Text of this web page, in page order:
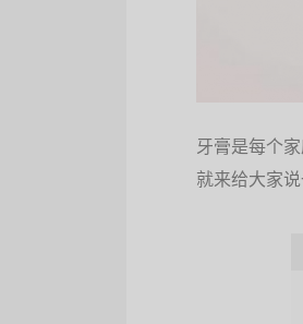
牙膏是每个
就来给大家